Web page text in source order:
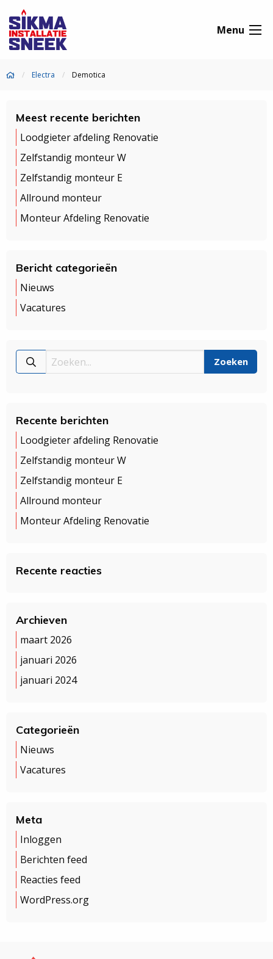
Menu
Electra Demotica
Meest recente berichten
Loodgieter afdeling Renovatie
Zelfstandig monteur W
Zelfstandig monteur E
Allround monteur
Monteur Afdeling Renovatie
Bericht categorieën
Nieuws
Vacatures
Recente berichten
Loodgieter afdeling Renovatie
Zelfstandig monteur W
Zelfstandig monteur E
Allround monteur
Monteur Afdeling Renovatie
Recente reacties
Archieven
maart 2026
januari 2026
januari 2024
Categorieën
Nieuws
Vacatures
Meta
Inloggen
Berichten feed
Reacties feed
WordPress.org